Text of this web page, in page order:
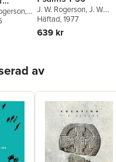
,
Judith M.
J. W. Rogerson,J. W.
McKay
Häftad, 1977
639 kr
av